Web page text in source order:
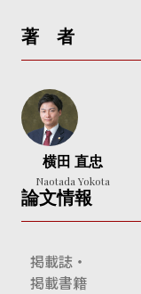
著 者
横田 直忠
Naotada Yokota
論文情報
掲載誌・
掲載書籍